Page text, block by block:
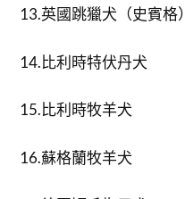
13.英國跳獵犬（史賓格）
14.比利時特伏丹犬
15.比利時牧羊犬
16.蘇格蘭牧羊犬